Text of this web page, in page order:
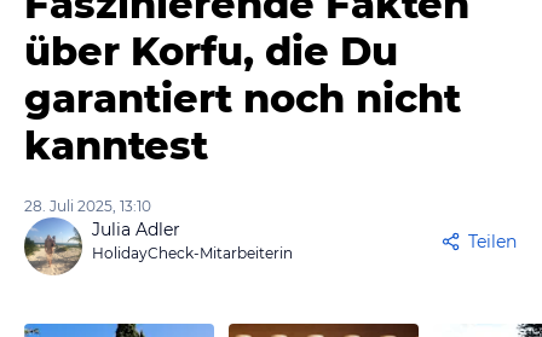
über Korfu, die Du
garantiert noch nicht
kanntest
28. Juli 2025, 13:10
Julia Adler
HolidayCheck-Mitarbeiterin
Teilen